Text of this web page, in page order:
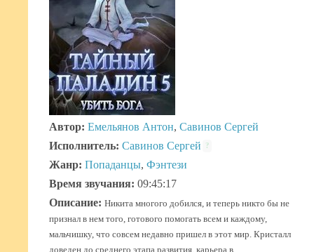
Автор: Емельянов Антон, Савинов Сергей
Исполнитель: Савинов Сергей ?
Жанр: Попаданцы, Фэнтези
Время звучания: 09:45:17
Описание: Никита многого добился, и теперь никто бы не
признал в нем того, готового помогать всем и каждому,
мальчишку, что совсем недавно пришел в этот мир. Кристалл